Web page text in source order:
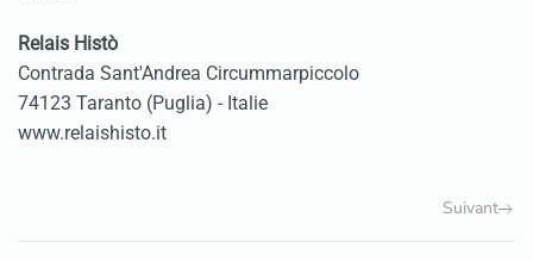
Relais Histò
Contrada Sant'Andrea Circummarpiccolo
74123 Taranto (Puglia) - Italie
www.relaishisto.it
Suivant